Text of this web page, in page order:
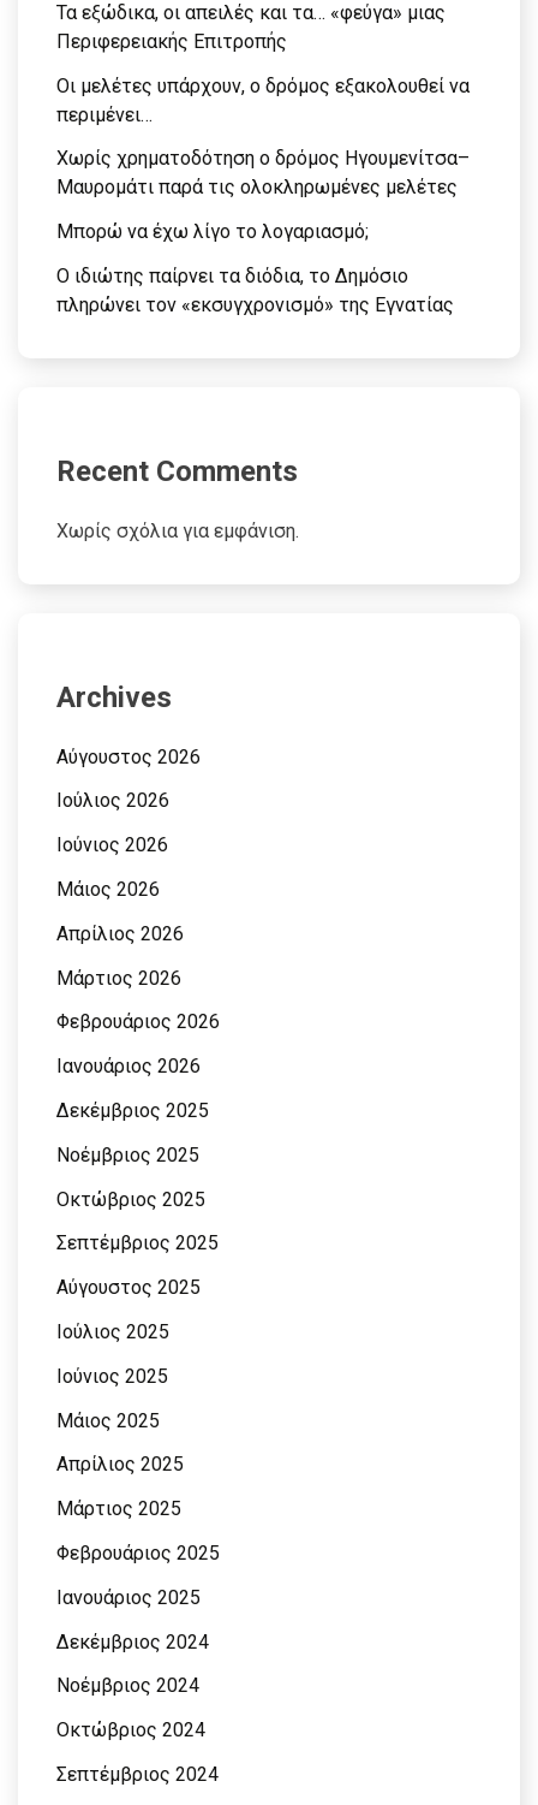
Τα εξώδικα, οι απειλές και τα… «φεύγα» μιας
Περιφερειακής Επιτροπής
Οι μελέτες υπάρχουν, ο δρόμος εξακολουθεί να
περιμένει…
Χωρίς χρηματοδότηση ο δρόμος Ηγουμενίτσα–
Μαυρομάτι παρά τις ολοκληρωμένες μελέτες
Μπορώ να έχω λίγο το λογαριασμό;
Ο ιδιώτης παίρνει τα διόδια, το Δημόσιο
πληρώνει τον «εκσυγχρονισμό» της Εγνατίας
Recent Comments
Χωρίς σχόλια για εμφάνιση.
Archives
Αύγουστος 2026
Ιούλιος 2026
Ιούνιος 2026
Μάιος 2026
Απρίλιος 2026
Μάρτιος 2026
Φεβρουάριος 2026
Ιανουάριος 2026
Δεκέμβριος 2025
Νοέμβριος 2025
Οκτώβριος 2025
Σεπτέμβριος 2025
Αύγουστος 2025
Ιούλιος 2025
Ιούνιος 2025
Μάιος 2025
Απρίλιος 2025
Μάρτιος 2025
Φεβρουάριος 2025
Ιανουάριος 2025
Δεκέμβριος 2024
Νοέμβριος 2024
Οκτώβριος 2024
Σεπτέμβριος 2024